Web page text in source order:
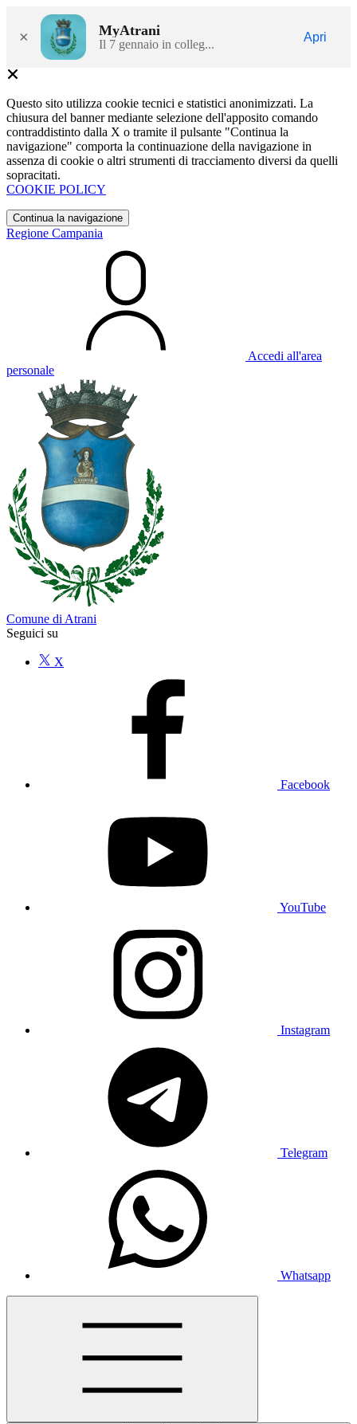
× MyAtrani
Il 7 gennaio in colleg...
Apri
Questo sito utilizza cookie tecnici e statistici anonimizzati. La
chiusura del banner mediante selezione dell'apposito comando
contraddistinto dalla X o tramite il pulsante "Continua la
navigazione" comporta la continuazione della navigazione in
assenza di cookie o altri strumenti di tracciamento diversi da quelli
sopracitati.
COOKIE POLICY
Continua la navigazione
Regione Campania
Accedi all'area
personale
Comune di Atrani
Seguici su
X
Facebook
YouTube
Instagram
Telegram
Whatsapp